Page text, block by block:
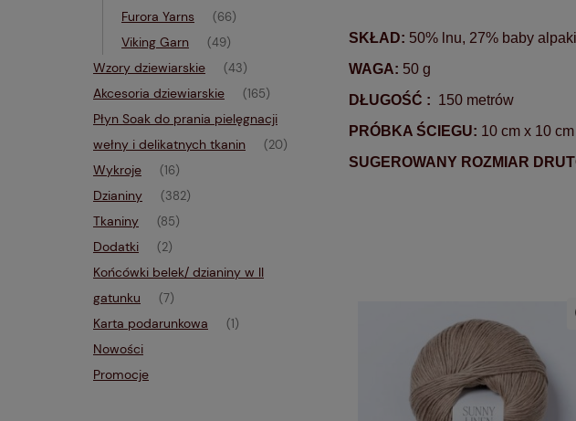
Furora Yarns (66)
Viking Garn (49)
Wzory dziewiarskie (43)
Akcesoria dziewiarskie (165)
Płyn Soak do prania pielęgnacji
wełny i delikatnych tkanin
(20)
Wykroje (16)
Dzianiny (382)
Tkaniny (85)
Dodatki (2)
Końcówki belek/ dzianiny w II
gatunku
(7)
Karta podarunkowa (1)
Nowości
Promocje
SKŁAD: 50% lnu, 27% baby
WAGA: 50 g
DŁUGOŚĆ : 150 metrów
PRÓBKA ŚCIEGU: 10 cm x 10
SUGEROWANY ROZMIAR